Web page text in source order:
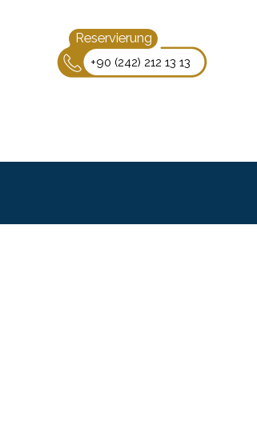
Reservierung
+90 (242) 212 13 13